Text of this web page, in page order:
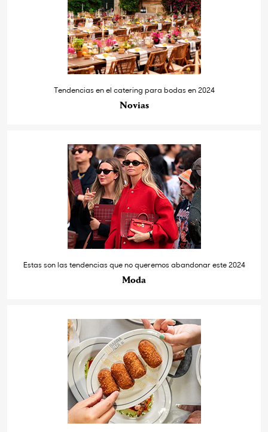
Tendencias en el catering para bodas en 2024
Novias
Estas son las tendencias que no queremos abandonar este 2024
Moda